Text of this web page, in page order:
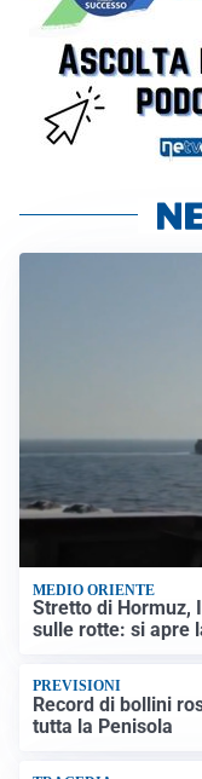
MEDIO ORIENTE
Stretto di Hormuz,
sulle rotte: si apre
PREVISIONI
Record di bollini
tutta la Penisola